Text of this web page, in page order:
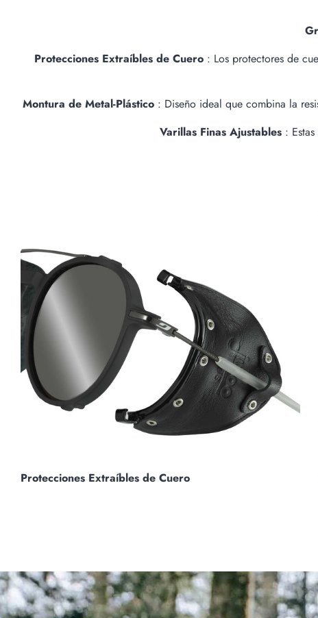
Protecciones Extraíbles de Cuero : Los protectores de
Montura de Metal-Plástico : Diseño ideal que combina la
Varillas Finas Ajustables :
Protecciones Extraíbles de Cuero